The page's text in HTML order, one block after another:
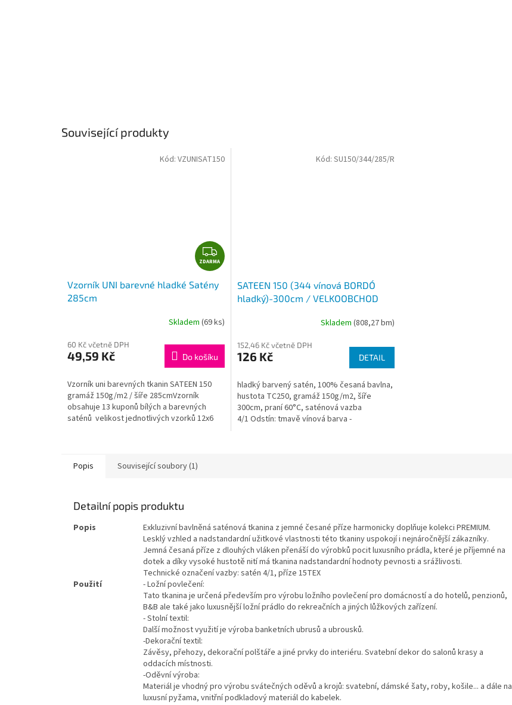
Související produkty
Z
D
R
A
ZDARMA
Vzorník UNI barevné hladké Satény
285cm
Skladem (69 ks)
60 Kč včetně DPH
49,59 Kč Do košíku
Vzorník uni barevných tkanin SATEEN 150
gramáž 150g/m2 / šíře 285cmVzorník
obsahuje 13 kuponů bílých a barevných
saténů velikost jednotlivých vzorků 12x6
Kód: VZUNISAT150
SATEEN 150 (344 vínová BORDÓ
hladký)-300cm / VELKOOBCHOD
Skladem (808,27 bm)
152,46 Kč včetně DPH
126 Kč DETAIL
hladký barvený satén, 100% česaná bavlna,
hustota TC250, gramáž 150g/m2, šíře
300cm, praní 60°C, saténová vazba
4/1 Odstín: tmavě vínová barva -
Kód: SU150/344/285/R
Popis Související soubory (1)
Detailní popis produktu
Popis
Exkluzivní bavlněná saténová tkanina z jemné česané příze harmonicky doplňuje kolekci PREMIUM.
Lesklý vzhled a nadstandardní užitkové vlastnosti této tkaniny uspokojí i nejnáročnější zákazníky.
Jemná česaná příze z dlouhých vláken přenáší do výrobků pocit luxusního prádla, které je příjemné na
dotek a díky vysoké hustotě nití má tkanina nadstandardní hodnoty pevnosti a srážlivosti.
Technické označení vazby: satén 4/1, příze 15TEX
Použití
- Ložní povlečení:
Tato tkanina je určená především pro výrobu ložního povlečení pro domácností a do hotelů, penzionů,
B&B ale také jako luxusnější ložní prádlo do rekreačních a jiných lůžkových zařízení.
- Stolní textil:
Další možnost využití je výroba banketních ubrusů a ubrousků.
-Dekorační textil:
Závěsy, přehozy, dekorační polštáře a jiné prvky do interiéru. Svatební dekor do salonů krasy a
oddacích místnosti.
-Oděvní výroba:
Materiál je vhodný pro výrobu svátečných oděvů a krojů: svatební, dámské šaty, roby, košile... a dále na
luxusní pyžama, vnitřní podkladový materiál do kabelek.